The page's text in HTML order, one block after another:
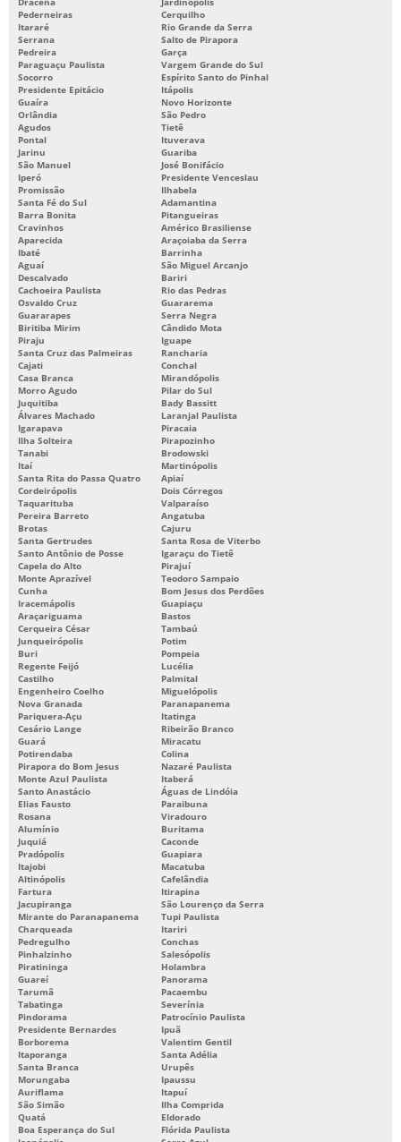
Pederneiras
Cerquilho
Itararé
Rio Grande da Serra
Serrana
Salto de Pirapora
Pedreira
Garça
Paraguaçu Paulista
Vargem Grande do Sul
Socorro
Espírito Santo do Pinhal
Presidente Epitácio
Itápolis
Guaíra
Novo Horizonte
Orlândia
São Pedro
Agudos
Tietê
Pontal
Ituverava
Jarinu
Guariba
São Manuel
José Bonifácio
Iperó
Presidente Venceslau
Promissão
Ilhabela
Santa Fé do Sul
Adamantina
Barra Bonita
Pitangueiras
Cravinhos
Américo Brasiliense
Aparecida
Araçoiaba da Serra
Ibaté
Barrinha
Aguaí
São Miguel Arcanjo
Descalvado
Bariri
Cachoeira Paulista
Rio das Pedras
Osvaldo Cruz
Guararema
Guararapes
Serra Negra
Biritiba Mirim
Cândido Mota
Piraju
Iguape
Santa Cruz das Palmeiras
Rancharia
Cajati
Conchal
Casa Branca
Mirandópolis
Morro Agudo
Pilar do Sul
Juquitiba
Bady Bassitt
Álvares Machado
Laranjal Paulista
Igarapava
Piracaia
Ilha Solteira
Pirapozinho
Tanabi
Brodowski
Itaí
Martinópolis
Santa Rita do Passa Quatro
Apiaí
Cordeirópolis
Dois Córregos
Taquarituba
Valparaíso
Pereira Barreto
Angatuba
Brotas
Cajuru
Santa Gertrudes
Santa Rosa de Viterbo
Santo Antônio de Posse
Igaraçu do Tietê
Capela do Alto
Pirajuí
Monte Aprazível
Teodoro Sampaio
Cunha
Bom Jesus dos Perdões
Iracemápolis
Guapiaçu
Araçariguama
Bastos
Cerqueira César
Tambaú
Junqueirópolis
Potim
Buri
Pompeia
Regente Feijó
Lucélia
Castilho
Palmital
Engenheiro Coelho
Miguelópolis
Nova Granada
Paranapanema
Pariquera-Açu
Itatinga
Cesário Lange
Ribeirão Branco
Guará
Miracatu
Potirendaba
Colina
Pirapora do Bom Jesus
Nazaré Paulista
Monte Azul Paulista
Itaberá
Santo Anastácio
Águas de Lindóia
Elias Fausto
Paraibuna
Rosana
Viradouro
Alumínio
Buritama
Juquiá
Caconde
Pradópolis
Guapiara
Itajobi
Macatuba
Altinópolis
Cafelândia
Fartura
Itirapina
Jacupiranga
São Lourenço da Serra
Mirante do Paranapanema
Tupi Paulista
Charqueada
Itariri
Pedregulho
Conchas
Pinhalzinho
Salesópolis
Piratininga
Holambra
Guareí
Panorama
Tarumã
Pacaembu
Tabatinga
Severínia
Pindorama
Patrocínio Paulista
Presidente Bernardes
Ipuã
Borborema
Valentim Gentil
Itaporanga
Santa Adélia
Santa Branca
Urupês
Morungaba
Ipaussu
Auriflama
Itapuí
São Simão
Ilha Comprida
Quatá
Eldorado
Boa Esperança do Sul
Flórida Paulista